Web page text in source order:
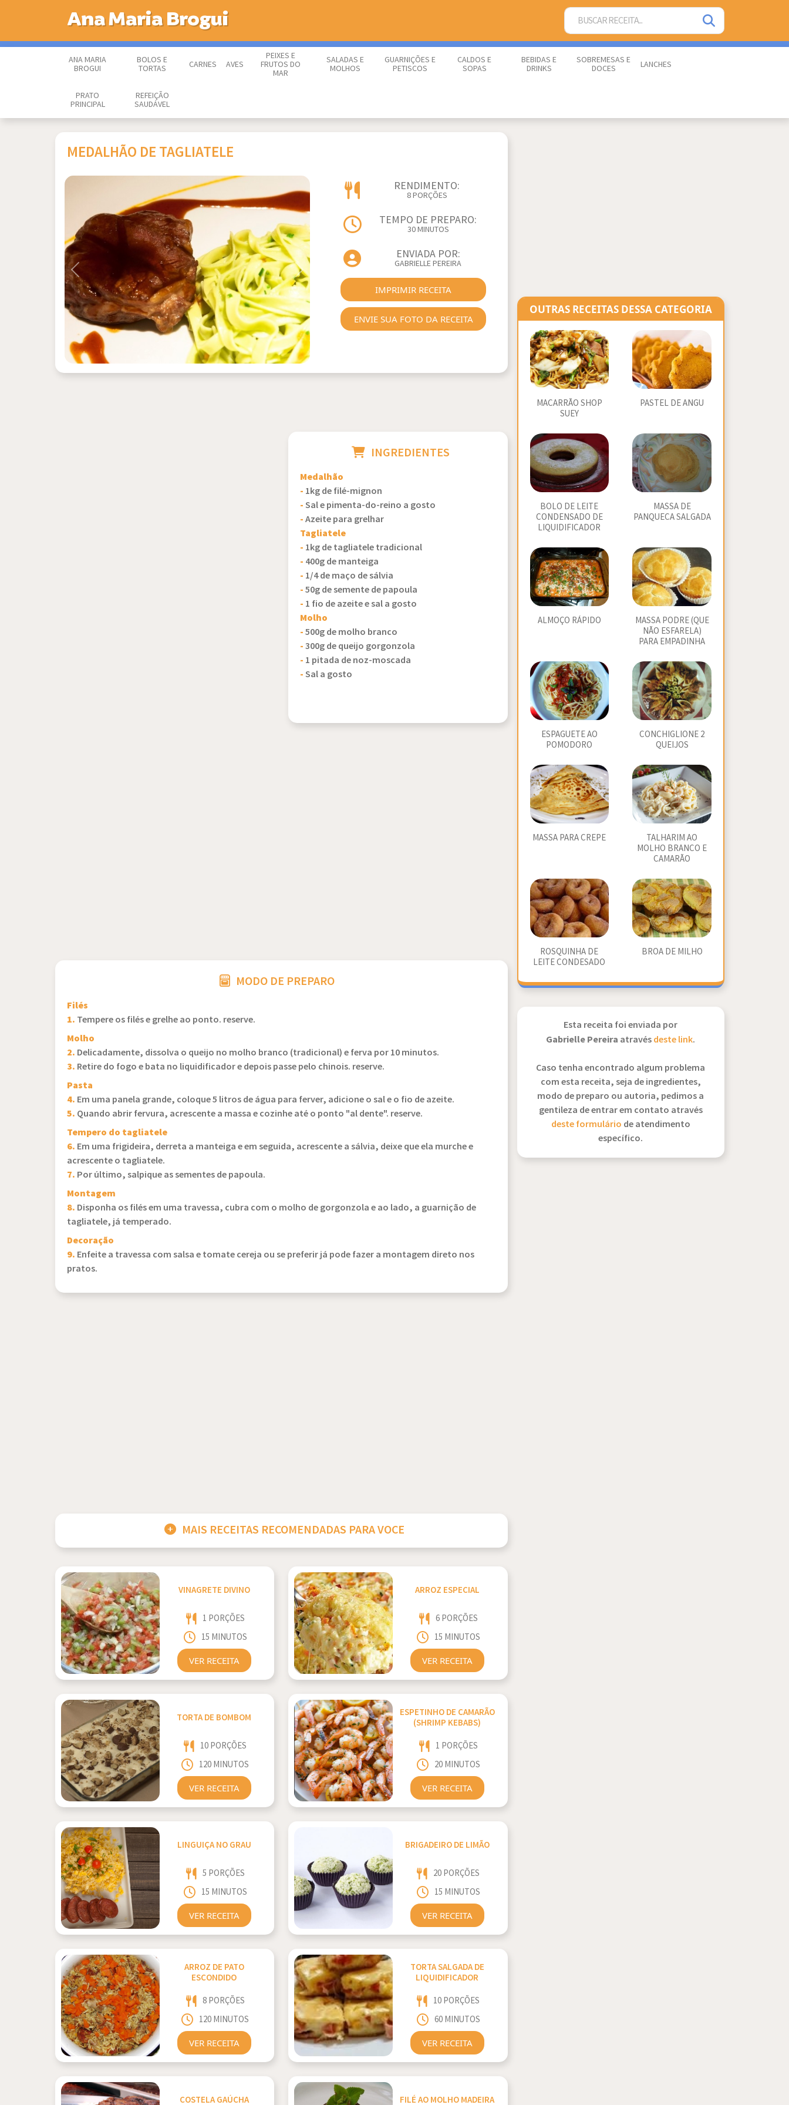
Ana Maria Brogui
ANA MARIA
BROGUI
BOLOS E
TORTAS
CARNES AVES
PEIXES E
FRUTOS DO
MAR
SALADAS E
MOLHOS
GUARNIÇÕES E
PETISCOS
CALDOS E
SOPAS
BEBIDAS E
DRINKS
SOBREMESAS E
DOCES
LANCHES
PRATO
PRINCIPAL
REFEIÇÃO
SAUDÁVEL
MEDALHÃO DE TAGLIATELE
Previous Next
RENDIMENTO:
8 PORÇÕES
TEMPO DE PREPARO:
30 MINUTOS
ENVIADA POR:
GABRIELLE PEREIRA
IMPRIMIR RECEITA
ENVIE SUA FOTO DA RECEITA
INGREDIENTES
Medalhão
- 1kg de filé-mignon
-Sal e pimenta-do-reino a gosto
-Azeite para grelhar
Tagliatele
- 1kg de tagliatele tradicional
- 400g de manteiga
- 1/4 de maço de sálvia
-50g de semente de papoula
- 1 fio de azeite e sal a gosto
Molho
-500g de molho branco
-300g de queijo gorgonzola
- 1 pitada de noz-moscada
-Sal a gosto
MODO DE PREPARO
Filés
1. Tempere os filés e grelhe ao ponto. reserve.
Molho
2. Delicadamente, dissolva o queijo no molho branco (tradicional) e ferva por 10 minutos.
3. Retire do fogo e bata no liquidificador e depois passe pelo chinois. reserve.
Pasta
4. Em uma panela grande, coloque 5 litros de água para ferver, adicione o sal e o fio de azeite.
5. Quando abrir fervura, acrescente a massa e cozinhe até o ponto "al dente". reserve.
Tempero do tagliatele
6. Em uma frigideira, derreta a manteiga e em seguida, acrescente a sálvia, deixe que ela murche e
acrescente o tagliatele.
7. Por último, salpique as sementes de papoula.
Montagem
8. Disponha os filés em uma travessa, cubra com o molho de gorgonzola e ao lado, a guarnição de
tagliatele, já temperado.
Decoração
9. Enfeite a travessa com salsa e tomate cereja ou se preferir já pode fazer a montagem direto nos
pratos.
MAIS RECEITAS RECOMENDADAS PARA VOCE
VINAGRETE DIVINO
1 PORÇÕES
15 MINUTOS
VER RECEITA
ARROZ ESPECIAL
6 PORÇÕES
15 MINUTOS
VER RECEITA
TORTA DE BOMBOM
10 PORÇÕES
120 MINUTOS
VER RECEITA
ESPETINHO DE CAMARÃO
(SHRIMP KEBABS)
1 PORÇÕES
20 MINUTOS
VER RECEITA
LINGUIÇA NO GRAU
5 PORÇÕES
15 MINUTOS
VER RECEITA
BRIGADEIRO DE LIMÃO
20 PORÇÕES
15 MINUTOS
VER RECEITA
ARROZ DE PATO
ESCONDIDO
8 PORÇÕES
120 MINUTOS
VER RECEITA
TORTA SALGADA DE
LIQUIDIFICADOR
10 PORÇÕES
60 MINUTOS
VER RECEITA
COSTELA GAÚCHA FILÉ AO MOLHO MADEIRA
OUTRAS RECEITAS DESSA CATEGORIA
MACARRÃO SHOP
SUEY
PASTEL DE ANGU
BOLO DE LEITE
CONDENSADO DE
LIQUIDIFICADOR
MASSA DE
PANQUECA SALGADA
ALMOÇO RÁPIDO
MASSA PODRE (QUE
NÃO ESFARELA)
PARA EMPADINHA
ESPAGUETE AO
POMODORO
CONCHIGLIONE 2
QUEIJOS
MASSA PARA CREPE
TALHARIM AO
MOLHO BRANCO E
CAMARÃO
ROSQUINHA DE
LEITE CONDESADO
BROA DE MILHO
Esta receita foi enviada por
Gabrielle Pereira atravésdeste link.
Caso tenha encontrado algum problema
com esta receita, seja de ingredientes,
modo de preparo ou autoria, pedimos a
gentileza de entrar em contato através
deste formulário de atendimento
específico.